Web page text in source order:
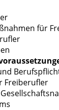
für
Freiberufler